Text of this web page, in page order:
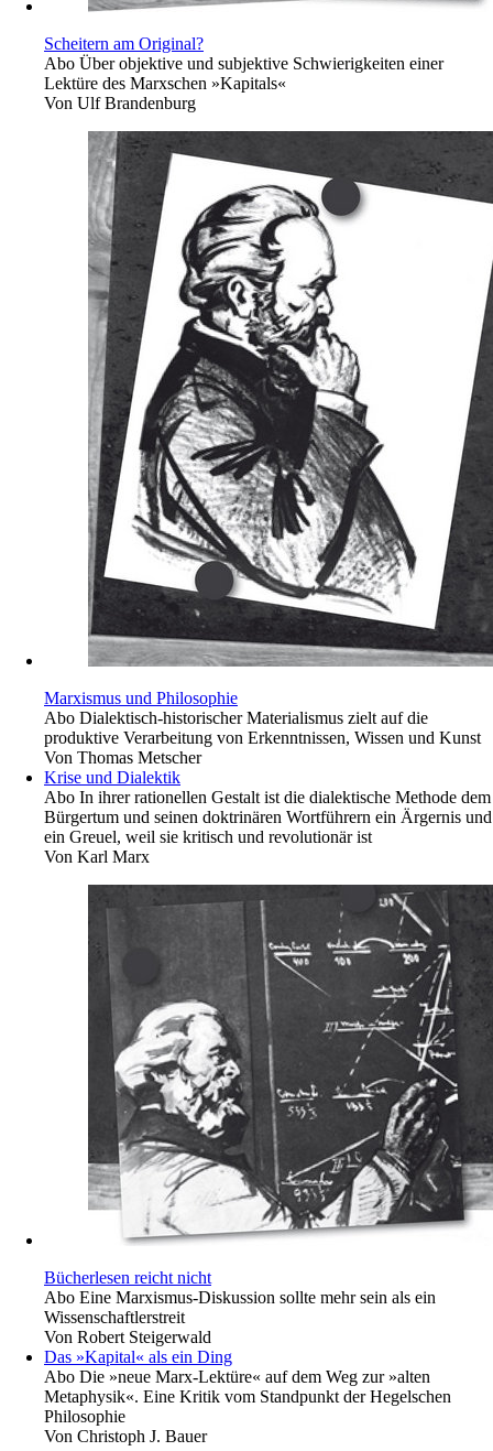
Scheitern am Original?
Abo Über objektive und subjektive Schwierigkeiten einer
Lektüre des Marxschen »Kapitals«
Von Ulf Brandenburg
Marxismus und Philosophie
Abo Dialektisch-historischer Materialismus zielt auf die
produktive Verarbeitung von Erkenntnissen, Wissen und Kunst
Von Thomas Metscher
Krise und Dialektik
Abo In ihrer rationellen Gestalt ist die dialektische Methode dem
Bürgertum und seinen doktrinären Wortführern ein Ärgernis und
ein Greuel, weil sie kritisch und revolutionär ist
Von Karl Marx
Bücherlesen reicht nicht
Abo Eine Marxismus-Diskussion sollte mehr sein als ein
Wissenschaftlerstreit
Von Robert Steigerwald
Das »Kapital« als ein Ding
Abo Die »neue Marx-Lektüre« auf dem Weg zur »alten
Metaphysik«. Eine Kritik vom Standpunkt der Hegelschen
Philosophie
Von Christoph J. Bauer